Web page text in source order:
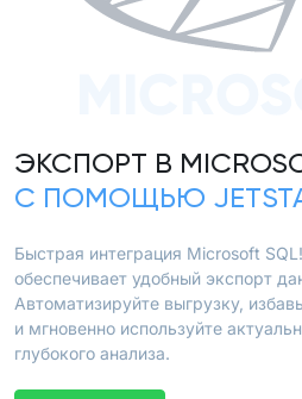
ЭКСПОРТ В
С ПОМОЩЬЮ
Быстрая интеграция Microsoft
обеспечивает удобный экспорт
Автоматизируйте выгрузку,
и мгновенно используйте
глубокого анализа.